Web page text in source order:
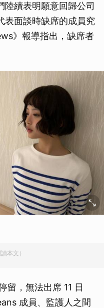
陸續表明願意回歸公司
表面談時缺席的成員究
》報導指出，缺席者
本文）
留，無法出席 11 日
成員、監護人之間